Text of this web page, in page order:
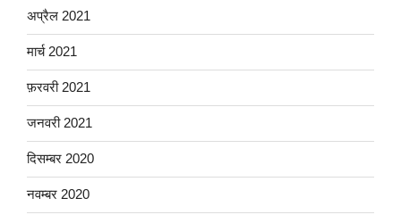
अप्रैल 2021
मार्च 2021
फ़रवरी 2021
जनवरी 2021
दिसम्बर 2020
नवम्बर 2020